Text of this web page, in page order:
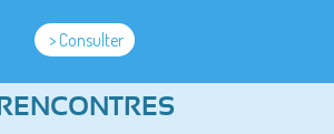
> Consulter
RENCONTRES